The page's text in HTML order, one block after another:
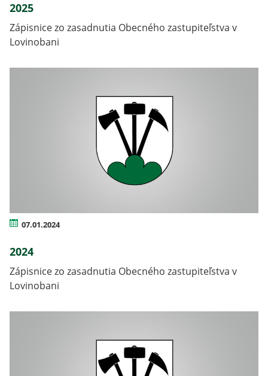
2025
Zápisnice zo zasadnutia Obecného zastupiteľstva v
Lovinobani
07.01.2024
2024
Zápisnice zo zasadnutia Obecného zastupiteľstva v
Lovinobani